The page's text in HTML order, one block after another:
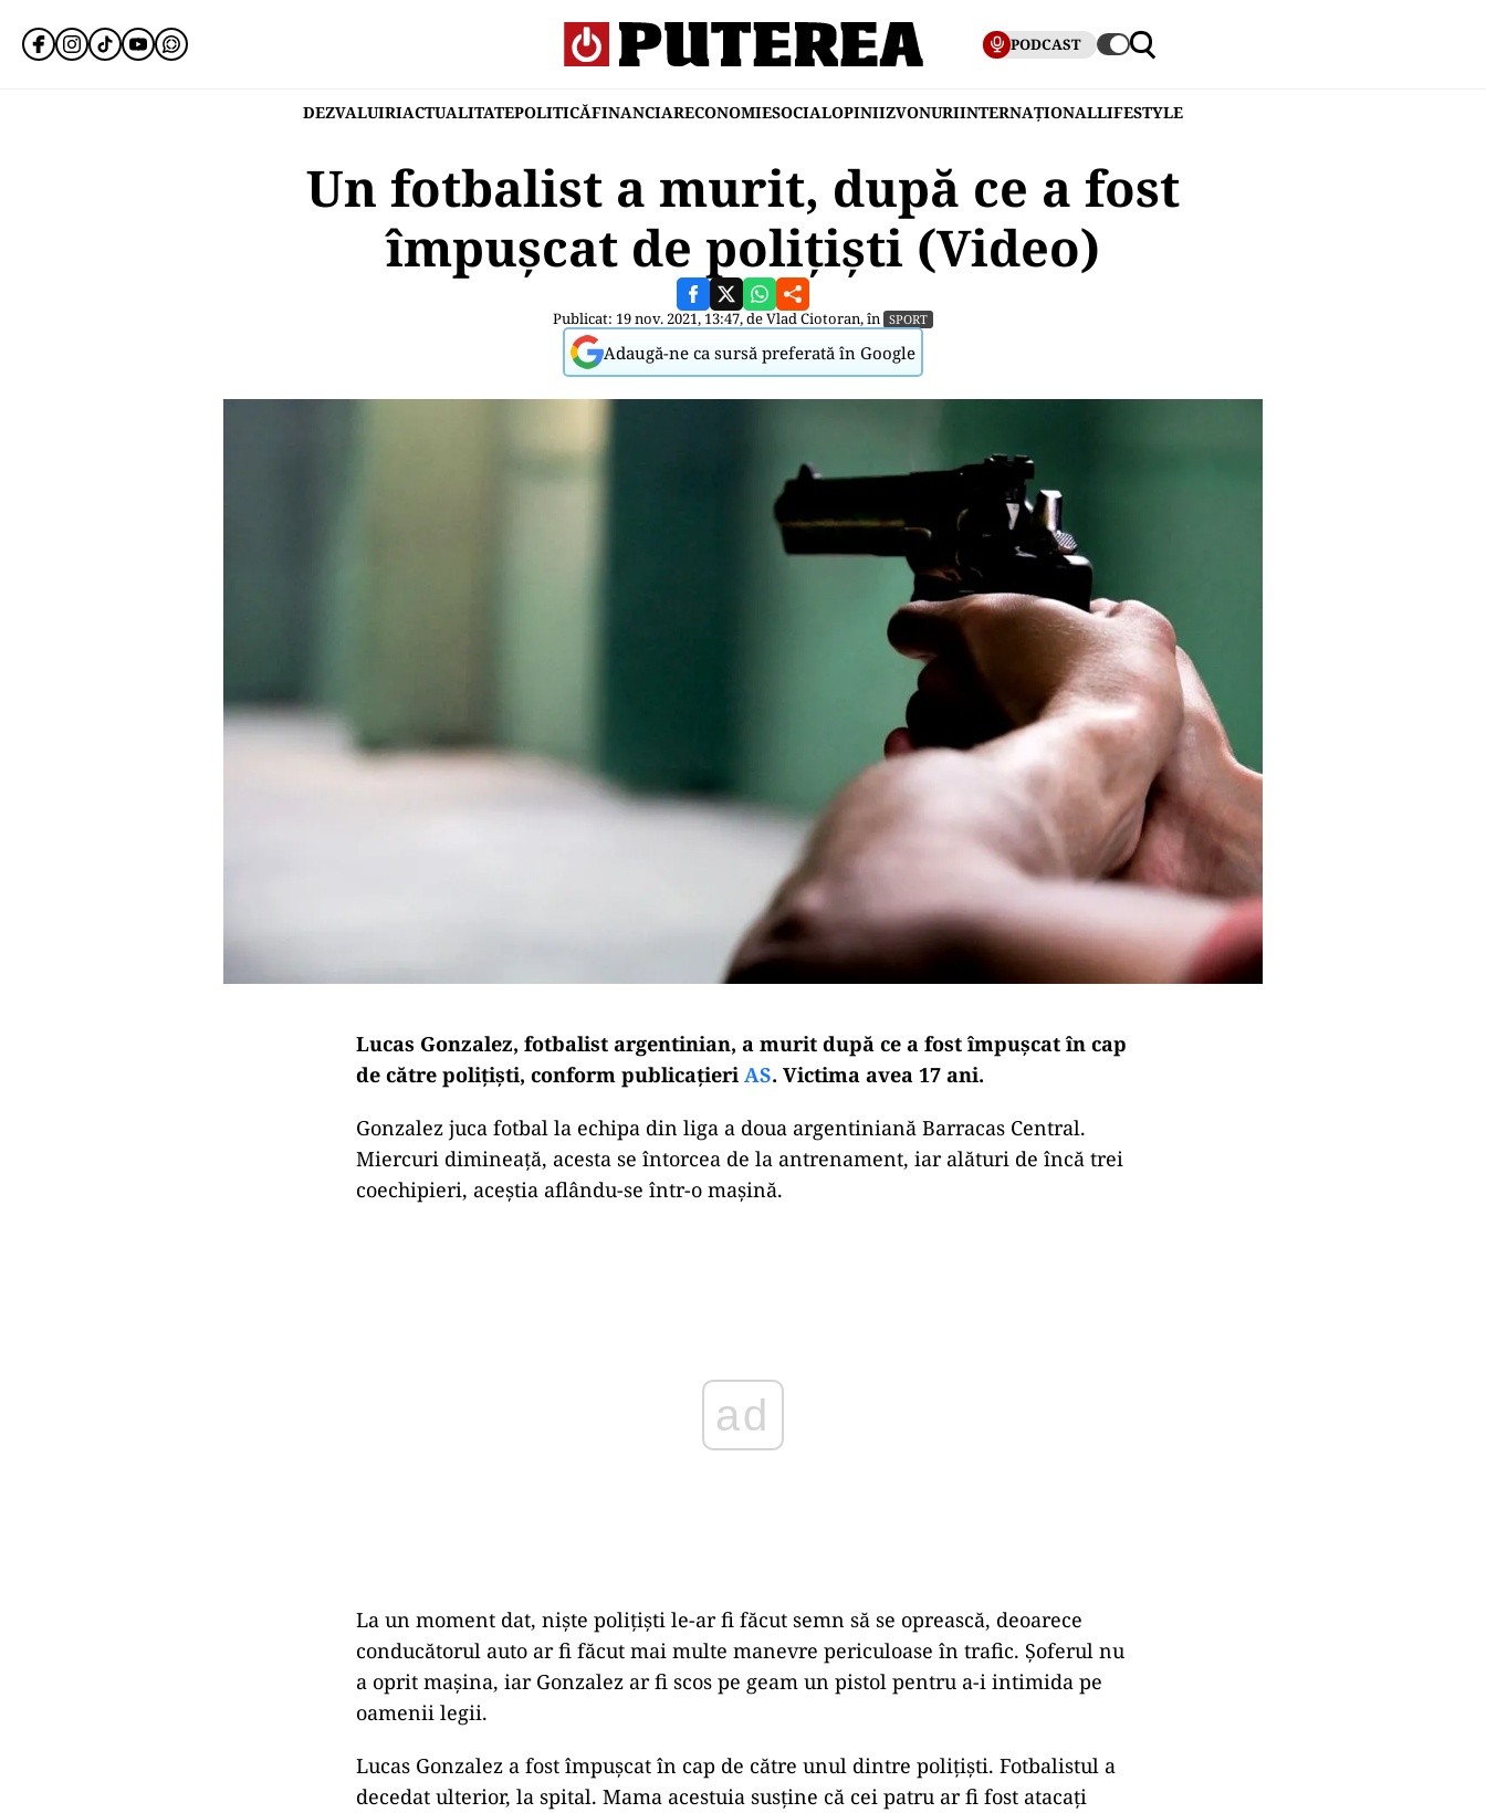
PODCAST
DEZVALUIRIACTUALITATEPOLITICĂFINANCIARECONOMIESOCIALOPINIIZVONURIINTERNAȚIONALLIFESTYLE
Un fotbalist a murit, după ce a fost
împușcat de polițiști (Video)
Publicat: 19 nov. 2021, 13:47, deVlad Ciotoran, în SPORT
Adaugă-ne ca sursă preferată în Google
Lucas Gonzalez, fotbalist argentinian, a murit după ce a fost împușcat în cap
de către polițiști, conform publicațieri AS. Victima avea 17 ani.
Gonzalez juca fotbal la echipa din liga a doua argentiniană Barracas Central.
Miercuri dimineață, acesta se întorcea de la antrenament, iar alături de încă trei
coechipieri, aceștia aflându-se într-o mașină.
La un moment dat, niște polițiști le-ar fi făcut semn să se oprească, deoarece
conducătorul auto ar fi făcut mai multe manevre periculoase în trafic. Șoferul nu
a oprit mașina, iar Gonzalez ar fi scos pe geam un pistol pentru a-i intimida pe
oamenii legii.
Lucas Gonzalez a fost împușcat în cap de către unul dintre polițiști. Fotbalistul a
decedat ulterior, la spital. Mama acestuia susține că cei patru ar fi fost atacați